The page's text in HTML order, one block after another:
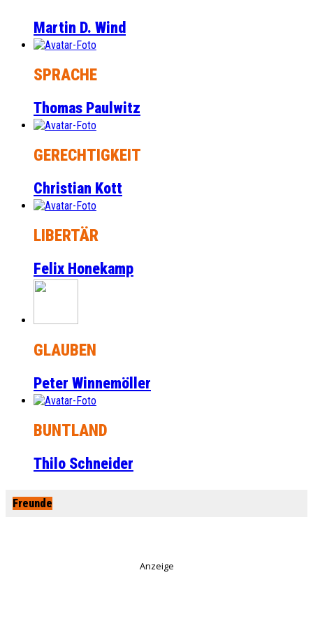
Martin D. Wind
SPRACHE
Thomas Paulwitz
GERECHTIGKEIT
Christian Kott
LIBERTÄR
Felix Honekamp
GLAUBEN
Peter Winnemöller
BUNTLAND
Thilo Schneider
Freunde
Anzeige